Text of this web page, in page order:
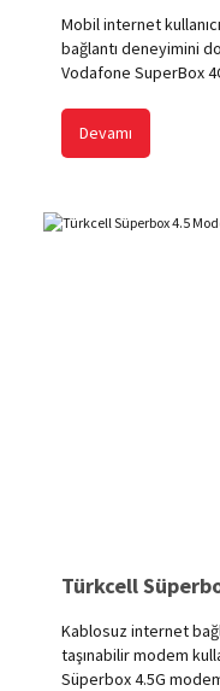
Mobil internet
bağlantı deneyimini
Vodafone SuperBox
artırmak için yüksek
Devamı
Kablosuz internet
taşınabilir modem
Süperbox 4.5G